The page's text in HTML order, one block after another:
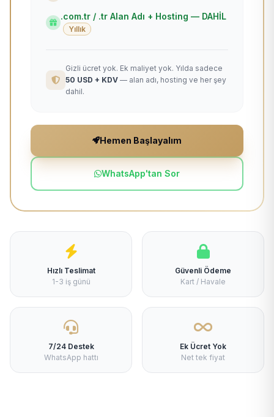
.com.tr / .tr Alan Adı + Hosting — DAHİL
Yıllık
Gizli ücret yok. Ek maliyet yok. Yılda sadece
50 USD + KDV — alan adı, hosting ve her şey
dahil.
Hemen Başlayalım
WhatsApp'tan Sor
Hızlı Teslimat
1-3 iş günü
Güvenli Ödeme
Kart / Havale
7/24 Destek
WhatsApp hattı
Ek Ücret Yok
Net tek fiyat